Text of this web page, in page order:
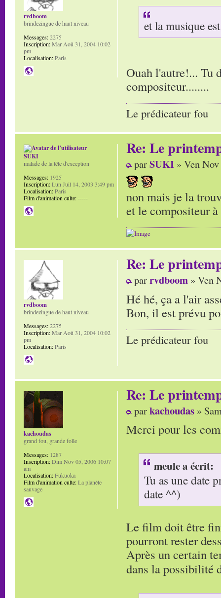
et la musique
Ouah l'autre!... Tu
compositeur........
Le prédicateur fou
rvdboom
brindezingue de haut niveau
Messages:2275
Inscription:Mar Aoû 31, 2004 10:02
pm
Localisation:Paris
Re: Le
parSUKI » Ven
non mais je la
et le compositeur
SUKI
malade de la tête d'exception
Messages: 1925
Inscription:Lun Juil 14, 2003 3:49 pm
Localisation:Paris
Film d'animation culte:-----
Re: Le
parrvdboom » Ven
Hé hé, ça a l'air
Bon, il est prévu
Le prédicateur fou
rvdboom
brindezingue de haut niveau
Messages:2275
Inscription:Mar Aoû 31, 2004 10:02
pm
Localisation:Paris
Re: Le
parkachoudas »
Merci pour les
meule a écrit:
Tu as une date
date ^^)
Le film doit être
pourront rester
Après un certain
dans la possibilité
kachoudas
grand fou, grande folle
Messages: 1287
Inscription:Dim Nov 05, 2006 10:07
am
Localisation:Fukuoka
Film d'animation culte:La planète
sauvage